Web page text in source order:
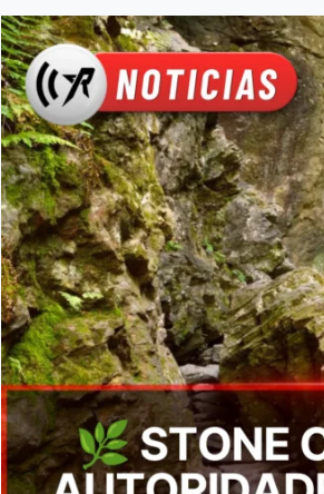
Dover
Stone
Church
Preserve
reabre
al
público